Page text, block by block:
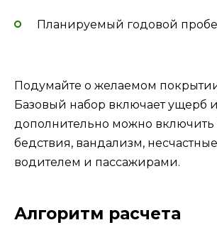
Планируемый годовой
Подумайте о желаемом
Базовый набор включает ущерб
дополнительно можно включить
бедствия, вандализм,
водителем и пассажирами.
Алгоритм расчета